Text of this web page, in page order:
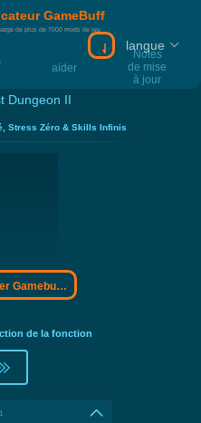
GameBuff
de plus de 7000 mods de jeu
aider
Notes
de mise
à jour
Télécharger
langue
Dungeon II
Stress Zéro & Skills Infinis
trainer
de la fonction